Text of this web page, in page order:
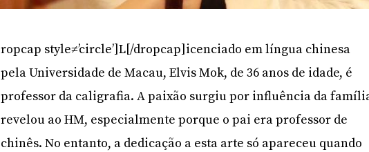
ropcap style≠’circle’]L[/dropcap]icenciado em língua chinesa
pela Universidade de Macau, Elvis Mok, de 36 anos de idade, é
professor da caligrafia. A paixão surgiu por influência da
revelou ao HM, especialmente porque o pai era professor de
chinês. No entanto, a dedicação a esta arte só apareceu quando